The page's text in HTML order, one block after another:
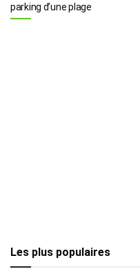
parking d’une plage
Les plus populaires